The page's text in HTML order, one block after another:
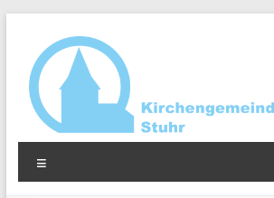
springen
Ev.-